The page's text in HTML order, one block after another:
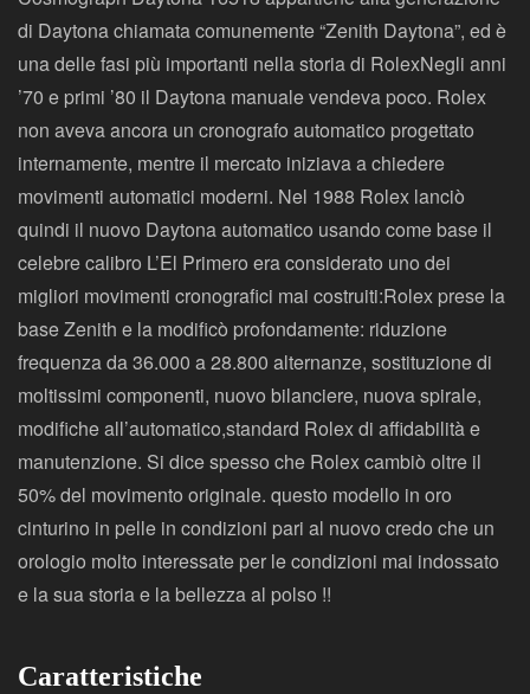
di Daytona chiamata comunemente “Zenith Daytona”, ed è
una delle fasi più importanti nella storia di RolexNegli anni
’70 e primi ’80 il Daytona manuale vendeva poco. Rolex
non aveva ancora un cronografo automatico progettato
internamente, mentre il mercato iniziava a chiedere
movimenti automatici moderni. Nel 1988 Rolex lanciò
quindi il nuovo Daytona automatico usando come base il
celebre calibro L’El Primero era considerato uno dei
migliori movimenti cronografici mai costruiti:Rolex prese la
base Zenith e la modificò profondamente: riduzione
frequenza da 36.000 a 28.800 alternanze, sostituzione di
moltissimi componenti, nuovo bilanciere, nuova spirale,
modifiche all’automatico,standard Rolex di affidabilità e
manutenzione. Si dice spesso che Rolex cambiò oltre il
50% del movimento originale. questo modello in oro
cinturino in pelle in condizioni pari al nuovo credo che un
orologio molto interessate per le condizioni mai indossato
e la sua storia e la bellezza al polso !!
Caratteristiche